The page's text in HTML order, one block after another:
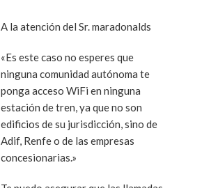
A la atención del Sr. maradonalds
«Es este caso no esperes que
ninguna comunidad autónoma te
ponga acceso WiFi en ninguna
estación de tren, ya que no son
edificios de su jurisdicción, sino de
Adif, Renfe o de las empresas
concesionarias.»